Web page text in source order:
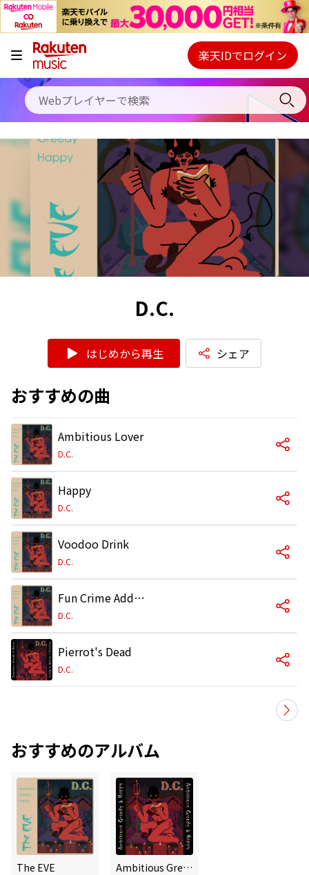
キャンペーン
料金プラン
使い方
初回30日間無料お試し
Webプレイヤー
ご契約内容の確認・変更
楽天IDでログイン
D.C.
はじめから再生 シェア
おすすめの曲
Ambitious Lover
D.C.
Happy
D.C.
Voodoo Drink
D.C.
Fun Crime Addict
D.C.
Pierrot's Dead
D.C.
おすすめのアルバム
The EVE
Ambitious Greedy & Happy